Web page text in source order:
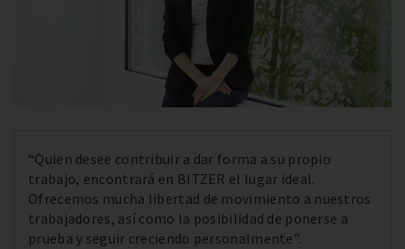
“Quien desee contribuir a dar forma a su propio
trabajo, encontrará en BITZER el lugar ideal.
Ofrecemos mucha libertad de movimiento a nuestros
trabajadores, así como la posibilidad de ponerse a
prueba y seguir creciendo personalmente”.